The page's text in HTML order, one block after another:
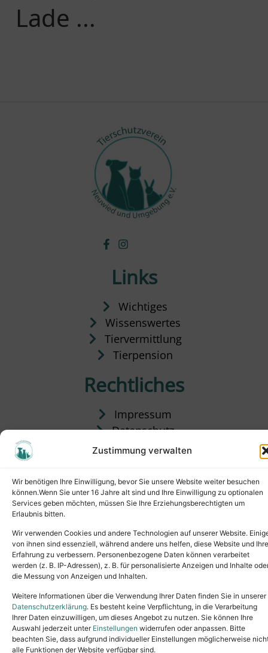
Zustimmung verwalten
Wir benötigen Ihre Einwilligung, bevor Sie unsere Website weiter besuchen
können.Wenn Sie unter 16 Jahre alt sind und Ihre Einwilligung zu optionalen
Services geben möchten, müssen Sie Ihre Erziehungsberechtigten um
Erlaubnis bitten.
Wir verwenden Cookies und andere Technologien auf unserer Website.
von ihnen sind essenziell, während andere uns helfen, diese Website und Ihre
Erfahrung zu verbessern. Personenbezogene Daten können verarbeitet
werden (z. B. IP-Adressen), z. B. für personalisierte Anzeigen und Inhalte
die Messung von Anzeigen und Inhalten.
Weitere Informationen über die Verwendung Ihrer Daten finden Sie in unserer
Datenschutzerklärung. Es besteht keine Verpflichtung, in die Verarbeitung
Ihrer Daten einzuwilligen, um dieses Angebot zu nutzen. Sie können Ihre
Auswahl jederzeit unter Einstellungen widerrufen oder anpassen. Bitte
beachten Sie, dass aufgrund individueller Einstellungen möglicherweise
alle Funktionen der Website verfügbar sind.
Lade ...
Links
Wichtiges
Wissenswertes
Tiervermittlung
Tierpension
Rechtliches
Impressum
Datenschutz
Satzung
Copyright © 2024. All rights reserved.
Tel.: (02631) 55356buero@tierheim-neuwied.de
Ludwigshof 1, 56567 Neuwied